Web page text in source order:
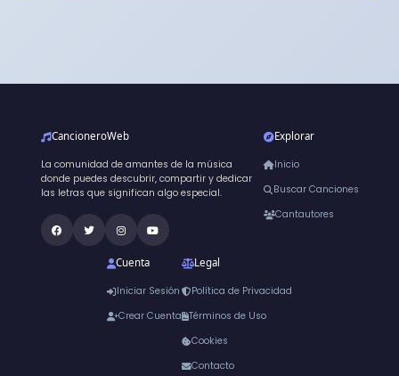
CancioneroWeb
La comunidad de amantes de la música
donde puedes descubrir, compartir y dedicar
las letras que significan algo especial.
Explorar
Inicio
Buscar Canciones
Cantautores
Cuenta
Iniciar Sesión
Crear Cuenta
Legal
Política de Privacidad
Términos de Uso
Cookies
Contacto